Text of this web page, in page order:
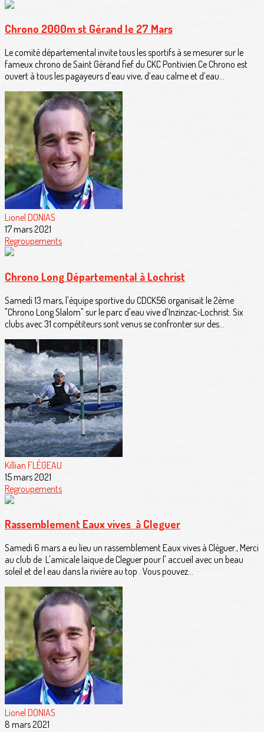
Chrono 2000m st Gérand le 27 Mars
Le comité départemental invite tous les sportifs à se mesurer sur le
fameux chrono de Saint Gérand fief du CKC Pontivien.Ce Chrono est
ouvert à tous les pagayeurs d’eau vive, d’eau calme et d’eau...
Lionel DONIAS
17 mars 2021
Regroupements
Chrono Long Départemental à Lochrist
Samedi 13 mars, l'équipe sportive du CDCK56 organisait le 2ème
"Chrono Long Slalom" sur le parc d'eau vive d'Inzinzac-Lochrist. Six
clubs avec 31 compétiteurs sont venus se confronter sur des...
Killian FLÉGEAU
15 mars 2021
Regroupements
Rassemblement Eaux vives à Cleguer
Samedi 6 mars a eu lieu un rassemblement Eaux vives à Cléguer., Merci
au club de L'amicale laique de Cleguer pour l' accueil avec un beau
soleil et de l eau dans la rivière au top . Vous pouvez...
Lionel DONIAS
8 mars 2021